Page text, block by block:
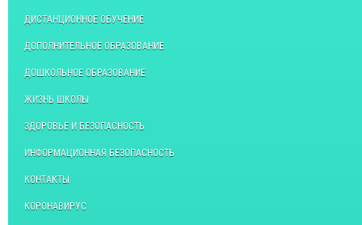
ДИСТАНЦИОННОЕ ОБУЧЕНИЕ
ДОПОЛНИТЕЛЬНОЕ ОБРАЗОВАНИЕ
ДОШКОЛЬНОЕ ОБРАЗОВАНИЕ
ЖИЗНЬ ШКОЛЫ
ЗДОРОВЬЕ И БЕЗОПАСНОСТЬ
ИНФОРМАЦИОННАЯ БЕЗОПАСНОСТЬ
КОНТАКТЫ
КОРОНАВИРУС